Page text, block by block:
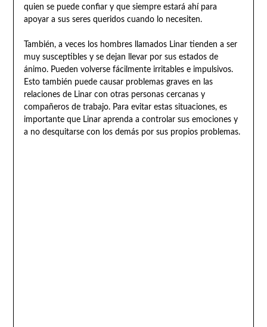
quien se puede confiar y que siempre estará ahí para
apoyar a sus seres queridos cuando lo necesiten.
También, a veces los hombres llamados Linar tienden a ser
muy susceptibles y se dejan llevar por sus estados de
ánimo. Pueden volverse fácilmente irritables e impulsivos.
Esto también puede causar problemas graves en las
relaciones de Linar con otras personas cercanas y
compañeros de trabajo. Para evitar estas situaciones, es
importante que Linar aprenda a controlar sus emociones y
a no desquitarse con los demás por sus propios problemas.